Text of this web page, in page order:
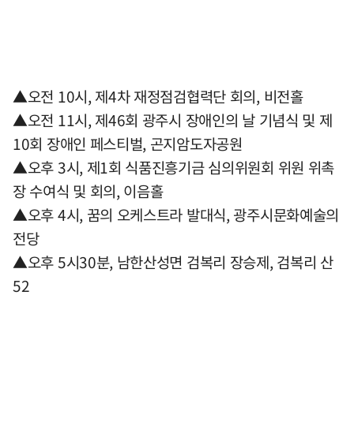
▲오전 10시, 제4차 재정점검협력단 회의, 비전홀
▲오전 11시, 제46회 광주시 장애인의 날 기념식 및 제
10회 장애인 페스티벌, 곤지암도자공원
▲오후 3시, 제1회 식품진흥기금 심의위원회 위원 위촉
장 수여식 및 회의, 이음홀
▲오후 4시, 꿈의 오케스트라 발대식, 광주시문화예술의
전당
▲오후 5시30분, 남한산성면 검복리 장승제, 검복리 산
52